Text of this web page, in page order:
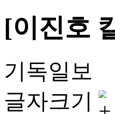
[이진호
기독일보
글자크기